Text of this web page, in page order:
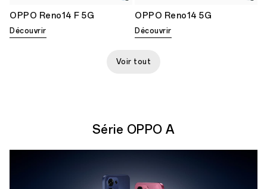
OPPO Reno14 F 5G
Découvrir
OPPO Reno14 5G
Découvrir
Voir tout
Série OPPO A